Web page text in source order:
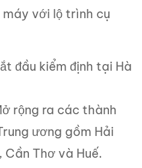
với lộ trình cụ
đầu kiểm định tại Hà
rộng ra các thành
ương gồm Hải
Cần Thơ và Huế.